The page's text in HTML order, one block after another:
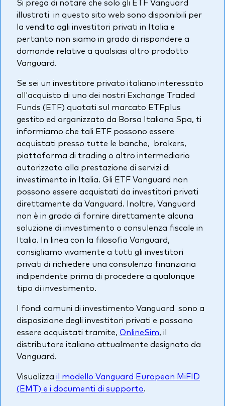
Azionario
Obbligazionario
Multi-asset
Stile di gestione
Attiva
Passiva
Documenti importanti
Investi con Vanguard
illustrati in questo sito web sono disponibili per
la vendita agli investitori privati in Italia e
pertanto non siamo in grado di rispondere a
domande relative a qualsiasi altro prodotto
Vanguard.
Se sei un investitore privato italiano interessato
all'acquisto di uno dei nostri Exchange Traded
Funds (ETF) quotati sul marcato ETFplus
gestito ed organizzato da Borsa Italiana Spa, ti
informiamo che tali ETF possono essere
acquistati presso tutte le banche, brokers,
piattaforma di trading o altro intermediario
autorizzato alla prestazione di servizi di
investimento in Italia. Gli ETF Vanguard non
possono essere acquistati da investitori privati
direttamente da Vanguard. Inoltre, Vanguard
non è in grado di fornire direttamente alcuna
soluzione di investimento o consulenza fiscale in
Italia. In linea con la filosofia Vanguard,
consigliamo vivamente a tutti gli investitori
privati di richiedere una consulenza finanziaria
indipendente prima di procedere a qualunque
tipo di investimento.
I fondi comuni di investimento Vanguard sono a
disposizione degli investitori privati e possono
essere acquistati tramite, OnlineSim, il
distributore italiano attualmente designato da
Vanguard.
Visualizza il modello Vanguard European MiFID
(EMT) e i documenti di supporto.